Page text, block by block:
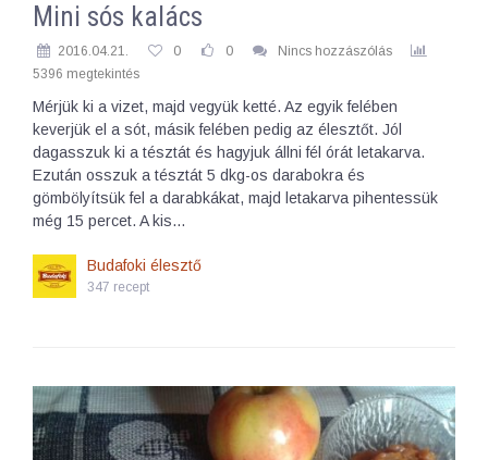
Mini sós kalács
2016.04.21. 0 0
Nincs hozzászólás
5396 megtekintés
Mérjük ki a vizet, majd vegyük ketté. Az egyik felében
keverjük el a sót, másik felében pedig az élesztőt. Jól
dagasszuk ki a tésztát és hagyjuk állni fél órát letakarva.
Ezután osszuk a tésztát 5 dkg-os darabokra és
gömbölyítsük fel a darabkákat, majd letakarva pihentessük
még 15 percet. A kis…
Budafoki élesztő
347 recept